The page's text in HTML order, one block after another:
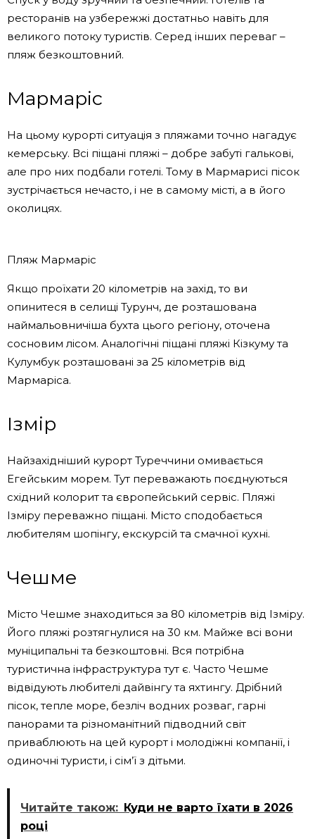
ресторанів на узбережжі достатньо навіть для
великого потоку туристів. Серед інших переваг –
пляж безкоштовний.
Мармаріс
На цьому курорті ситуація з пляжами точно нагадує
кемерську. Всі піщані пляжі – добре забуті галькові,
але про них подбали готелі. Тому в Мармарисі пісок
зустрічається нечасто, і не в самому місті, а в його
околицях.
Пляж Мармаріс
Якщо проїхати 20 кілометрів на захід, то ви
опинитеся в селищі Турунч, де розташована
наймальовничіша бухта цього регіону, оточена
сосновим лісом. Аналогічні піщані пляжі Кізкуму та
Кулумбук розташовані за 25 кілометрів від
Мармаріса.
Ізмір
Найзахідніший курорт Туреччини омивається
Егейським морем. Тут переважають поєднуються
східний колорит та європейський сервіс. Пляжі
Ізміру переважно піщані. Місто сподобається
любителям шопінгу, екскурсій та смачної кухні.
Чешме
Місто Чешме знаходиться за 80 кілометрів від Ізміру.
Його пляжі розтягнулися на 30 км. Майже всі вони
муніципальні та безкоштовні. Вся потрібна
туристична інфраструктура тут є. Часто Чешме
відвідують любителі дайвінгу та яхтингу. Дрібний
пісок, тепле море, безліч водних розваг, гарні
панорами та різноманітний підводний світ
приваблюють на цей курорт і молодіжні компанії, і
одиночні туристи, і сім’ї з дітьми.
Читайте також: Куди не варто їхати в 2026
році